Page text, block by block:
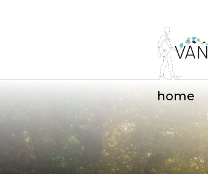
home